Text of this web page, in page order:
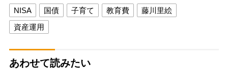
NISA 国債 子育て 教育費
藤川里絵
資産運用
あわせて読みたい